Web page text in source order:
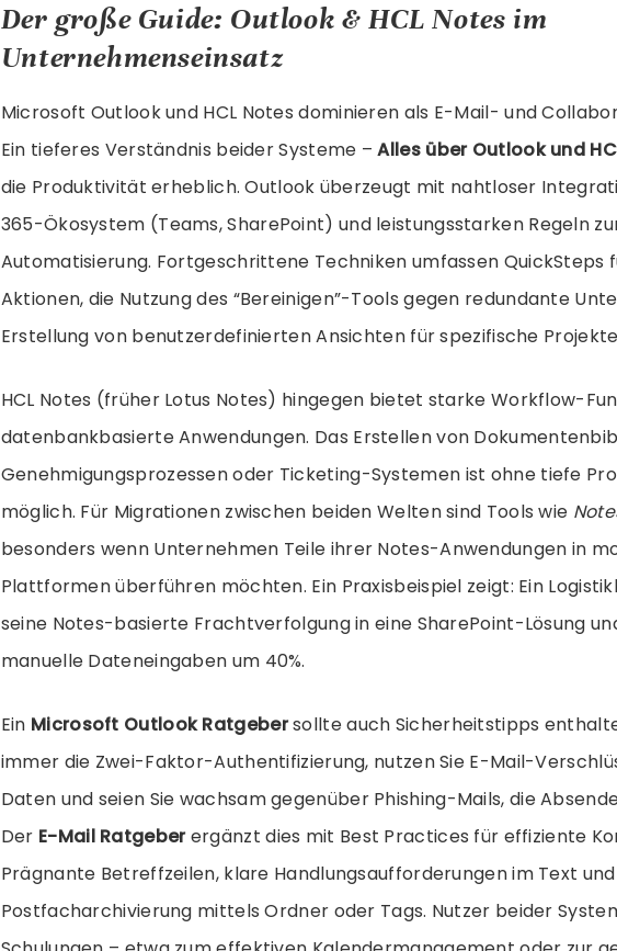
Der große Guide: Outlook & HCL Notes im
Unternehmenseinsatz
Microsoft Outlook und HCL Notes dominieren als E-Mail- und
Ein tieferes Verständnis beider Systeme –Alles über Outlook und
die Produktivität erheblich. Outlook überzeugt mit nahtloser
365-Ökosystem (Teams, SharePoint) und leistungsstarken Regeln
Automatisierung. Fortgeschrittene Techniken umfassen QuickSteps
Aktionen, die Nutzung des “Bereinigen”-Tools gegen redundante
Erstellung von benutzerdefinierten Ansichten für spezifische
HCL Notes (früher Lotus Notes) hingegen bietet starke Workflow-
datenbankbasierte Anwendungen. Das Erstellen von
Genehmigungsprozessen oder Ticketing-Systemen ist ohne tiefe
möglich. Für Migrationen zwischen beiden Welten sind Tools wie
besonders wenn Unternehmen Teile ihrer Notes-Anwendungen in
Plattformen überführen möchten. Ein Praxisbeispiel zeigt: Ein
seine Notes-basierte Frachtverfolgung in eine SharePoint-Lösung
manuelle Dateneingaben um 40%.
Ein Microsoft Outlook Ratgebersollte auch Sicherheitstipps
immer die Zwei-Faktor-Authentifizierung, nutzen Sie E-Mail-
Daten und seien Sie wachsam gegenüber Phishing-Mails, die
Der E-Mail Ratgeberergänzt dies mit Best Practices für effiziente
Prägnante Betreffzeilen, klare Handlungsaufforderungen im Text
Postfacharchivierung mittels Ordner oder Tags. Nutzer beider